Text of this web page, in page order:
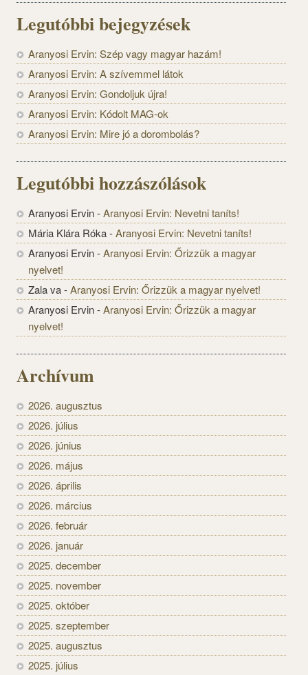
Legutóbbi bejegyzések
Aranyosi Ervin: Szép vagy magyar hazám!
Aranyosi Ervin: A szívemmel látok
Aranyosi Ervin: Gondoljuk újra!
Aranyosi Ervin: Kódolt MAG-ok
Aranyosi Ervin: Mire jó a dorombolás?
Legutóbbi hozzászólások
Aranyosi Ervin-Aranyosi Ervin: Nevetni taníts!
Mária Klára Róka-Aranyosi Ervin: Nevetni taníts!
Aranyosi Ervin-Aranyosi Ervin: Őrizzük a magyar
nyelvet!
Zala va-Aranyosi Ervin: Őrizzük a magyar nyelvet!
Aranyosi Ervin-Aranyosi Ervin: Őrizzük a magyar
nyelvet!
Archívum
2026. augusztus
2026. július
2026. június
2026. május
2026. április
2026. március
2026. február
2026. január
2025. december
2025. november
2025. október
2025. szeptember
2025. augusztus
2025. július